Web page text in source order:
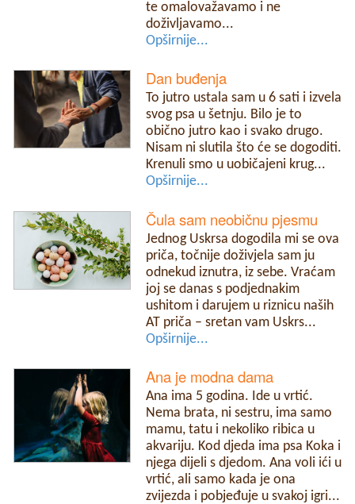
te omalovažavamo i ne
doživljavamo...
Opširnije...
Dan buđenja
To jutro ustala sam u 6 sati i izvela
svog psa u šetnju. Bilo je to
obično jutro kao i svako drugo.
Nisam ni slutila što će se dogoditi.
Krenuli smo u uobičajeni krug...
Opširnije...
Čula sam neobičnu pjesmu
Jednog Uskrsa dogodila mi se ova
priča, točnije doživjela sam ju
odnekud iznutra, iz sebe. Vraćam
joj se danas s podjednakim
ushitom i darujem u riznicu naših
AT priča – sretan vam Uskrs...
Opširnije...
Ana je modna dama
Ana ima 5 godina. Ide u vrtić.
Nema brata, ni sestru, ima samo
mamu, tatu i nekoliko ribica u
akvariju. Kod djeda ima psa Koka i
njega dijeli s djedom. Ana voli ići u
vrtić, ali samo kada je ona
zvijezda i pobjeđuje u svakoj igri...